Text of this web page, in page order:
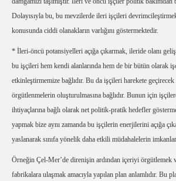
Dolayısıyla bu, bu mevzilerde ileri işçileri
konusunda ciddi olanakların varlığını göstermektedir.
* İleri-öncü potansiyelleri açığa çıkarmak, ileride olanı
bu işçileri hem kendi alanlarında hem de bir bütün olarak
etkinleştirmemize bağlıdır. Bu da işçileri harekete
örgütlenmelerin oluşturulmasına bağlıdır. Bunun için
ihtiyaçlarına bağlı olarak net politik-pratik hedefler
yapmak bize aynı zamanda bu işçilerin enerjilerini açığa
yaslanarak sınıfa yönelik daha etkili müdahalelerin
Örneğin Çel-Mer’de direnişin ardından içeriyi örgütlemek
fabrikalara ulaşmak amacıyla yapılan plan anlamlıdır. Bu